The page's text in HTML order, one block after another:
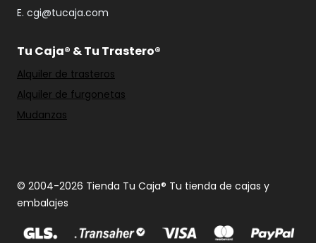
E. cgi@tucaja.com
Tu Caja® & Tu Trastero®
Alquiler de trasteros
Alquiler de furgonetas
Mudanzas
© 2004-2026 Tienda Tu Caja® Tu tienda de cajas y
embalajes